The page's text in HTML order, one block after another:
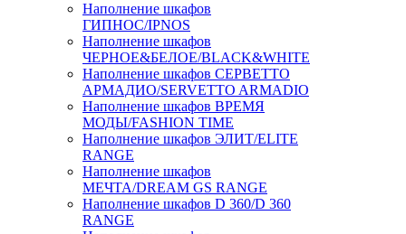
Наполнение шкафов
ГИПНОС/IPNOS
Наполнение шкафов
ЧЕРНОЕ&БЕЛОЕ/BLACK&WHITE
Наполнение шкафов СЕРВЕТТО
АРМАДИО/SERVETTO ARMADIO
Наполнение шкафов ВРЕМЯ
МОДЫ/FASHION TIME
Наполнение шкафов ЭЛИТ/ELITE
RANGE
Наполнение шкафов
МЕЧТА/DREAM GS RANGE
Наполнение шкафов D 360/D 360
RANGE